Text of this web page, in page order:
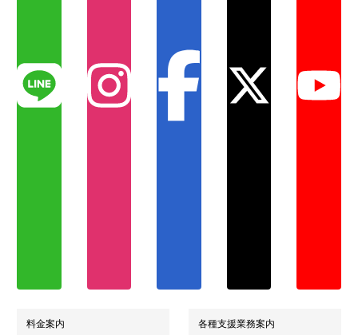
料金案内
各種支援業務案内